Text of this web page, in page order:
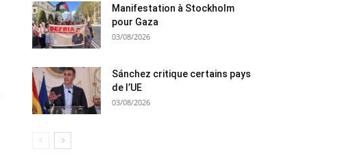
Manifestation à Stockholm
pour Gaza
03/08/2026
Sánchez critique certains pays
de l’UE
03/08/2026